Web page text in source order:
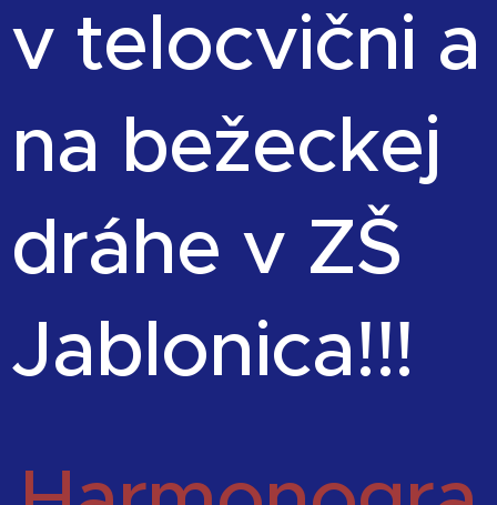
v telocvični a
na bežeckej
dráhe v ZŠ
Jablonica!!!